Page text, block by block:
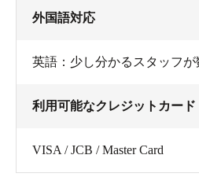
外国語対応
英語：少し分かるスタッフが
利用可能なクレジットカード
VISA / JCB / Master Card